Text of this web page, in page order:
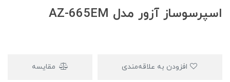
اسپرسوساز آزور مدل AZ-665EM
مقایسه